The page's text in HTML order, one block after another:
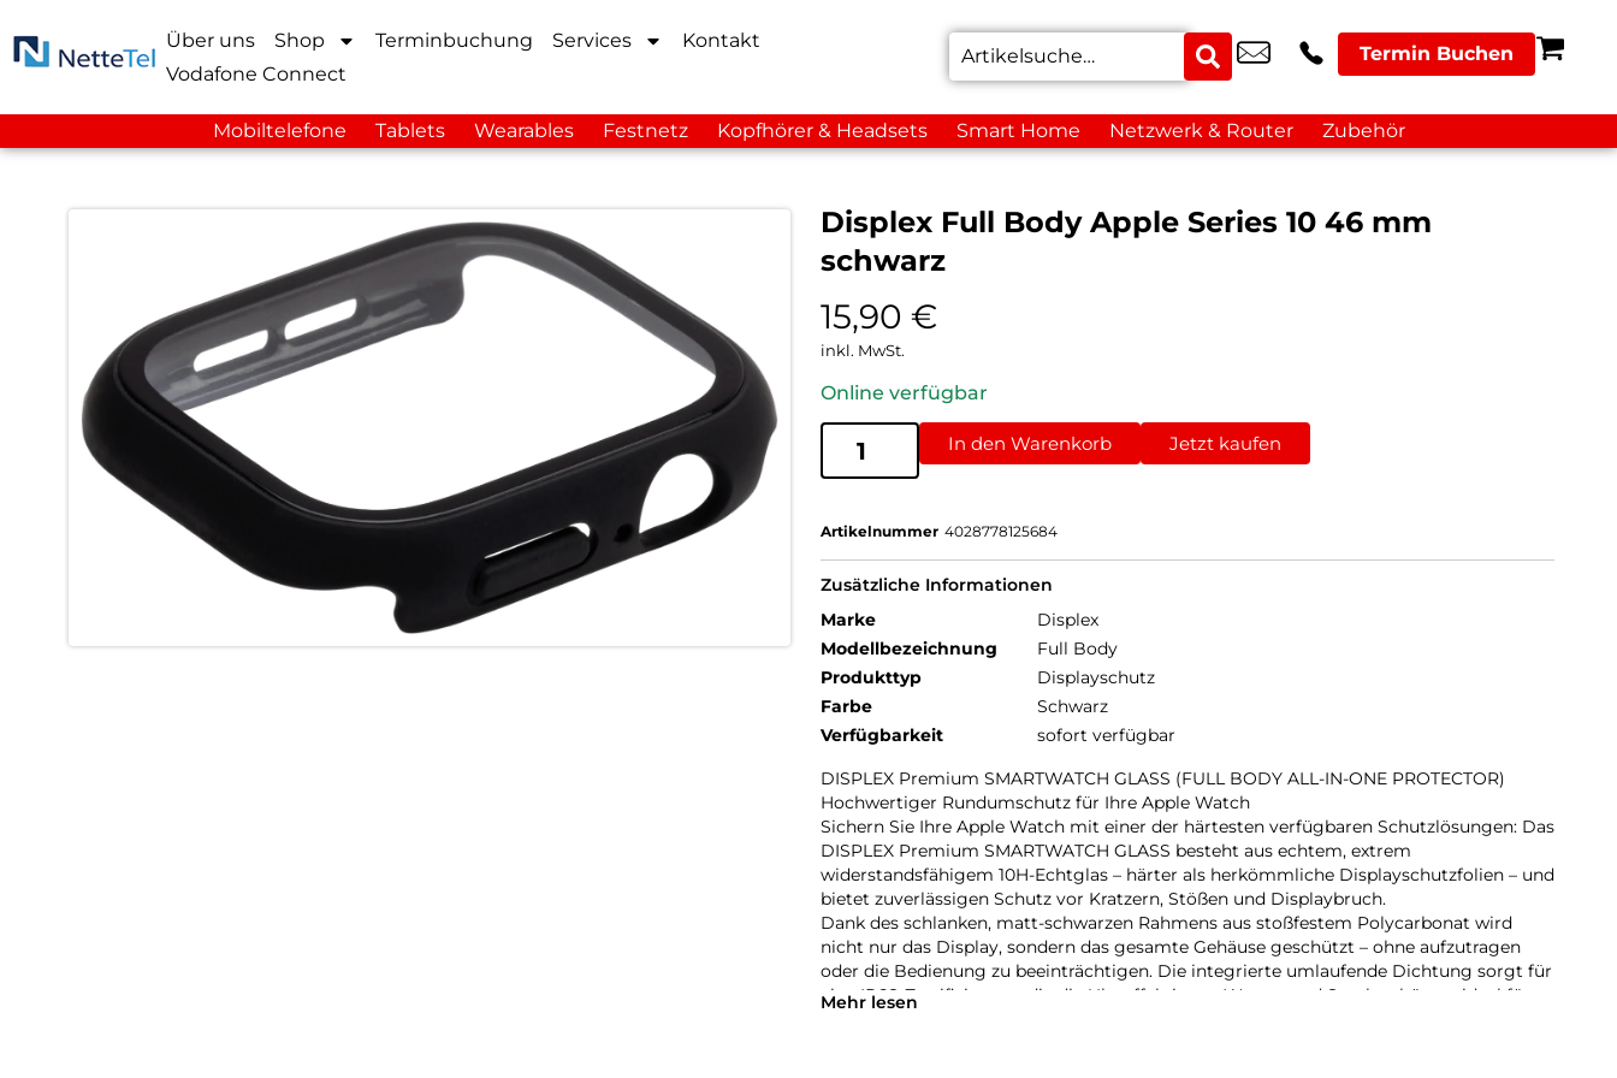
Über uns Shop Terminbuchung Services
Kontakt
Vodafone Connect
Termin Buchen
Mobiltelefone Tablets Wearables Festnetz Kopfhörer & Headsets Smart Home Netzwerk & Router Zubehör
Displex Full Body Apple Series 10 46 mm
schwarz
15,90 €
inkl. MwSt.
Online verfügbar
In den Warenkorb Jetzt kaufen
Artikelnummer 4028778125684
Zusätzliche Informationen
Marke
Displex
Modellbezeichnung
Full Body
Produkttyp
Displayschutz
Farbe
Schwarz
Verfügbarkeit
sofort verfügbar
DISPLEX Premium SMARTWATCH GLASS (FULL BODY ALL-IN-ONE PROTECTOR)
Hochwertiger Rundumschutz für Ihre Apple Watch
Sichern Sie Ihre Apple Watch mit einer der härtesten verfügbaren Schutzlösungen: Das
DISPLEX Premium SMARTWATCH GLASS besteht aus echtem, extrem
widerstandsfähigem 10H-Echtglas – härter als herkömmliche Displayschutzfolien – und
bietet zuverlässigen Schutz vor Kratzern, Stößen und Displaybruch.
Dank des schlanken, matt-schwarzen Rahmens aus stoßfestem Polycarbonat wird
nicht nur das Display, sondern das gesamte Gehäuse geschützt – ohne aufzutragen
oder die Bedienung zu beeinträchtigen. Die integrierte umlaufende Dichtung sorgt für
eine IP68-Zertifizierung, die die Uhr effektiv vor Wasser und Staub schützt – ideal für
Mehr lesen